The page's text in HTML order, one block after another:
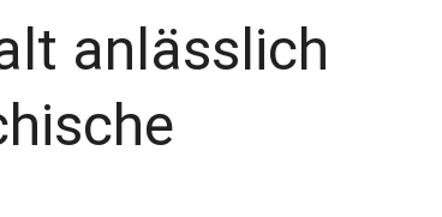
anlässlich